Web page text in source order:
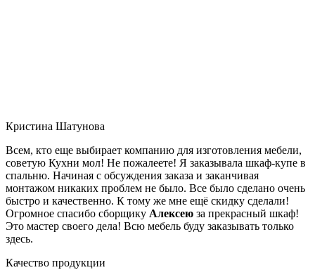
Кристина Шатунова
Всем, кто еще выбирает компанию для изготовления мебели,
советую Кухни мол! Не пожалеете! Я заказывала шкаф-купе в
спальню. Начиная с обсуждения заказа и заканчивая
монтажом никаких проблем не было. Все было сделано очень
быстро и качественно. К тому же мне ещё скидку сделали!
Огромное спасибо сборщику Алексею за прекрасный шкаф!
Это мастер своего дела! Всю мебель буду заказывать только
здесь.
Качество продукции